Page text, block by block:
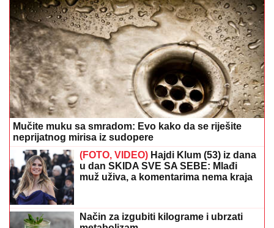
Mučite muku sa smradom: Evo kako da se riješite
neprijatnog mirisa iz sudopere
(FOTO, VIDEO) Hajdi Klum (53) iz dana
u dan SKIDA SVE SA SEBE: Mlađi
muž uživa, a komentarima nema kraja
Način za izgubiti kilograme i ubrzati